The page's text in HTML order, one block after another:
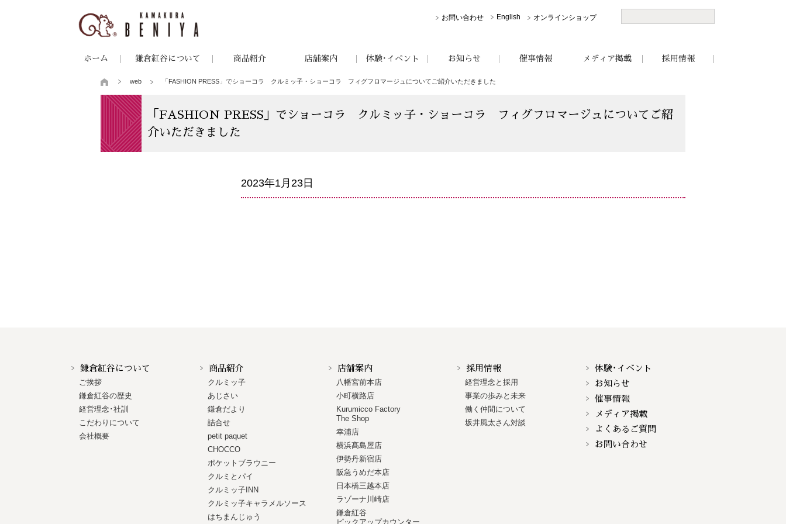
お問い合わせ English オンラインショップ
ホーム 鎌倉紅谷について 商品紹介 店舗案内 体験･イベント お知らせ 催事情報 メディア掲載 採用情報
web 「FASHION PRESS」でショーコラ クルミッ子・ショーコラ フィグフロマージュについてご紹介いただきました
「FASHION PRESS」でショーコラ クルミッ子・ショーコラ フィグフロマージュについてご紹
介いただきました
2023年1月23日
鎌倉紅谷について
ご挨拶
鎌倉紅谷の歴史
経営理念･社訓
こだわりについて
会社概要
商品紹介
クルミッ子
あじさい
鎌倉だより
詰合せ
petit paquet
CHOCCO
ポケットブラウニー
クルミとパイ
クルミッ子INN
クルミッ子キャラメルソース
はちまんじゅう
店舗案内
八幡宮前本店
小町横路店
Kurumicco Factory
The Shop
幸浦店
横浜髙島屋店
伊勢丹新宿店
阪急うめだ本店
日本橋三越本店
ラゾーナ川崎店
鎌倉紅谷
ピックアップカウンター
採用情報
経営理念と採用
事業の歩みと未来
働く仲間について
坂井風太さん対談
体験･イベント
お知らせ
催事情報
メディア掲載
よくあるご質問
お問い合わせ